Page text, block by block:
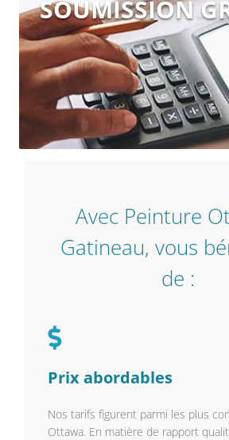
SOUMISSION
EN SAVOIR PLUS
Avec Peinture
Gatineau, vous
de :
Prix abordables
Nos tarifs figurent parmi les plus
Ottawa. En matière de rapport